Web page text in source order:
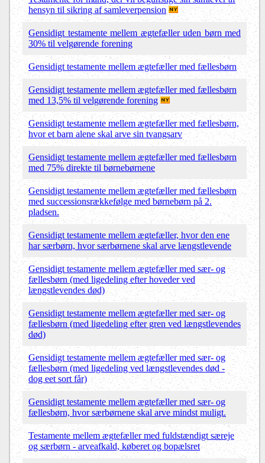
hensyn til sikring af samleverpension
Gensidigt testamente mellem ægtefæller uden børn med
30% til velgørende forening
Gensidigt testamente mellem ægtefæller med fællesbørn
Gensidigt testamente mellem ægtefæller med fællesbørn
med 13,5% til velgørende forening
Gensidigt testamente mellem ægtefæller med fællesbørn,
hvor et barn alene skal arve sin tvangsarv
Gensidigt testamente mellem ægtefæller med fællesbørn
med 75% direkte til børnebørnene
Gensidigt testamente mellem ægtefæller med fællesbørn
med successionsrækkefølge med børnebørn på 2.
pladsen.
Gensidigt testamente mellem ægtefæller, hvor den ene
har særbørn, hvor særbørnene skal arve længstlevende
Gensidigt testamente mellem ægtefæller med sær- og
fællesbørn (med ligedeling efter hoveder ved
længstlevendes død)
Gensidigt testamente mellem ægtefæller med sær- og
fællesbørn (med ligedeling efter gren ved længstlevendes
død)
Gensidigt testamente mellem ægtefæller med sær- og
fællesbørn (med ligedeling ved længstlevendes død -
dog eet sort får)
Gensidigt testamente mellem ægtefæller med sær- og
fællesbørn, hvor særbørnene skal arve mindst muligt.
Testamente mellem ægtefæller med fuldstændigt særeje
og særbørn - arveafkald, køberet og bopælsret